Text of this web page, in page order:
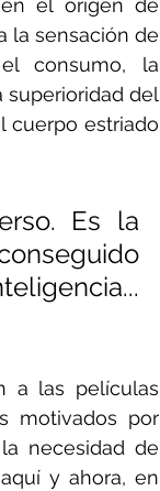
el origen de
la sensación de
consumo, la
superioridad del
cuerpo estriado
Es la
a las películas
motivados por
necesidad de
y ahora, en